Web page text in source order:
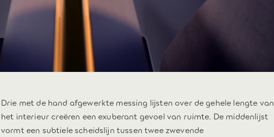
Drie met de hand afgewerkte messing lijsten over de gehele lengte van
het interieur creëren een exuberant gevoel van ruimte. De middenlijst
vormt een subtiele scheidslijn tussen twee zwevende